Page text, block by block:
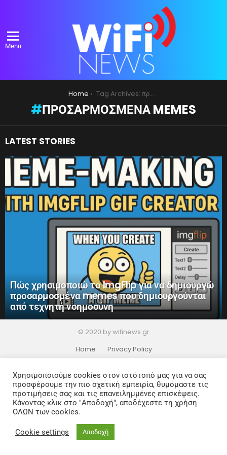
Menu
Home Tag Archives: προσαρμοσμένα memes
ΠΡΟΣΑΡΜΟΣΜΈΝΑ MEMES
LATEST STORIES
Πώς χρησιμοποιώ το ImgFlip για να δημιουργώ
προσαρμοσμένα memes που δημιουργούνται
από τεχνητή νοημοσύνη
© 2020 by wifinews.gr
Home
Privacy Policy
Χρησιμοποιούμε cookies στον ιστότοπό μας για να σας
προσφέρουμε την πιο σχετική εμπειρία, θυμόμαστε τις
προτιμήσεις σας και τις επανειλημμένες επισκέψεις.
Κάνοντας κλικ στο "Αποδοχή", αποδέχεστε τη χρήση
ΟΛΩΝ των cookies.
Cookie settings Αποδοχή